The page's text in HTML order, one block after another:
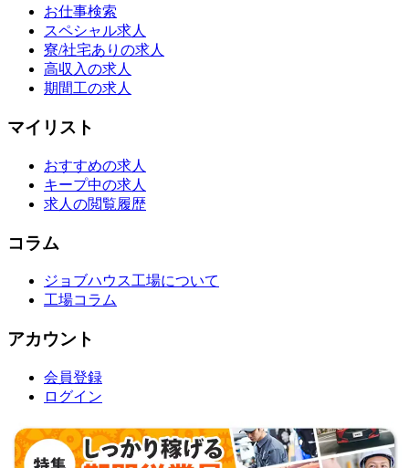
お仕事検索
スペシャル求人
寮/社宅ありの求人
高収入の求人
期間工の求人
マイリスト
おすすめの求人
キープ中の求人
求人の閲覧履歴
コラム
ジョブハウス工場について
工場コラム
アカウント
会員登録
ログイン